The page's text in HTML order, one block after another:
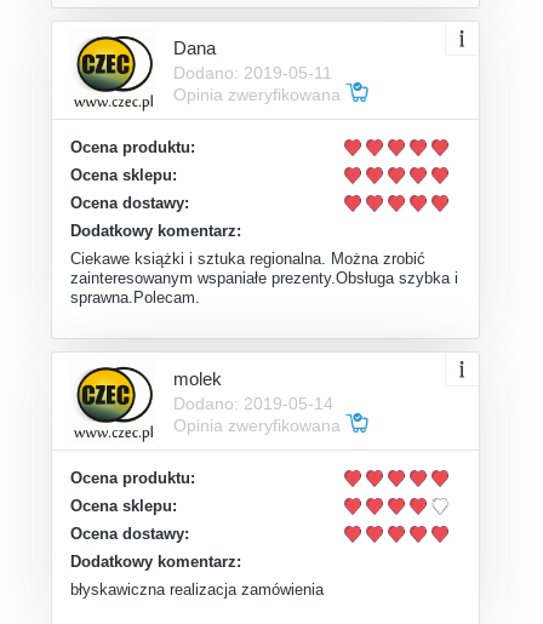
Dana
Dodano: 2019-05-11
Opinia zweryfikowana
Ocena produktu:
Ocena sklepu:
Ocena dostawy:
Dodatkowy komentarz:
Ciekawe książki i sztuka regionalna. Można zrobić
zainteresowanym wspaniałe prezenty.Obsługa szybka i
sprawna.Polecam.
molek
Dodano: 2019-05-14
Opinia zweryfikowana
Ocena produktu:
Ocena sklepu:
Ocena dostawy:
Dodatkowy komentarz:
błyskawiczna realizacja zamówienia